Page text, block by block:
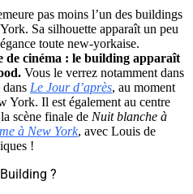
pas moins l’un des buildings
Sa silhouette apparaît un peu
toute new-yorkaise.
de cinéma : le building apparaît
Vous le verrez notamment dans
dans Le Jour d’après, au moment
York. Il est également au centre
scène finale de Nuit blanche à
à New York, avec Louis de
!
?